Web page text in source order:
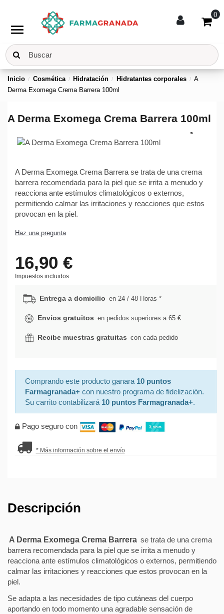
menu
0
Inicio Cosmética Hidratación Hidratantes corporales
A
Derma Exomega Crema Barrera 100ml
A Derma Exomega Crema Barrera 100ml
A Derma Exomega Crema Barrera se trata de una crema
barrera recomendada para la piel que se irrita a menudo y
reacciona ante estímulos climatológicos o externos,
permitiendo calmar las irritaciones y reacciones que estos
provocan en la piel.
Haz una pregunta
16,90 €
Impuestos incluidos
Entrega a domicilio en 24 / 48 Horas *
Envíos gratuitos en pedidos superiores a 65 €
Recibe muestras gratuitas con cada pedido
Comprando este producto ganara 10 puntos
Farmagranada+con nuestro programa de fidelización.
Su carrito contabilizará 10 puntos Farmagranada+.
Pago seguro con
* Más información sobre el envío
Descripción
A Derma Exomega Crema Barrera se trata de una crema
barrera recomendada para la piel que se irrita a menudo y
reacciona ante estímulos climatológicos o externos, permitiendo
calmar las irritaciones y reacciones que estos provocan en la
piel.
Se adapta a las necesidades de tipo cutáneas del cuerpo
aportando en todo momento una agradable sensación de